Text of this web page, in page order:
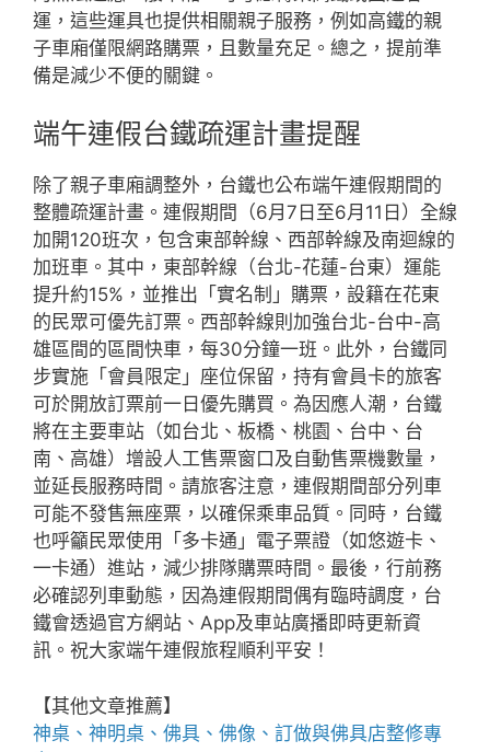
運，這些運具也提供相關親子服務，例如高鐵的親
子車廂僅限網路購票，且數量充足。總之，提前準
備是減少不便的關鍵。
端午連假台鐵疏運計畫提醒
除了親子車廂調整外，台鐵也公布端午連假期間的
整體疏運計畫。連假期間（6月7日至6月11日）全線
加開120班次，包含東部幹線、西部幹線及南迴線的
加班車。其中，東部幹線（台北-花蓮-台東）運能
提升約15%，並推出「實名制」購票，設籍在花東
的民眾可優先訂票。西部幹線則加強台北-台中-高
雄區間的區間快車，每30分鐘一班。此外，台鐵同
步實施「會員限定」座位保留，持有會員卡的旅客
可於開放訂票前一日優先購買。為因應人潮，台鐵
將在主要車站（如台北、板橋、桃園、台中、台
南、高雄）增設人工售票窗口及自動售票機數量，
並延長服務時間。請旅客注意，連假期間部分列車
可能不發售無座票，以確保乘車品質。同時，台鐵
也呼籲民眾使用「多卡通」電子票證（如悠遊卡、
一卡通）進站，減少排隊購票時間。最後，行前務
必確認列車動態，因為連假期間偶有臨時調度，台
鐵會透過官方網站、App及車站廣播即時更新資
訊。祝大家端午連假旅程順利平安！
【其他文章推薦】
神桌、 神明桌 、 佛具 、佛像、訂做與佛具店整修專